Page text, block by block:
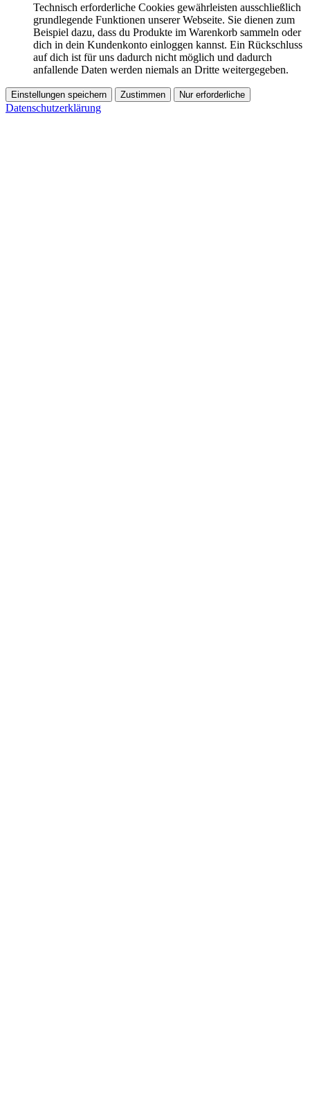
Technisch erforderliche Cookies gewährleisten ausschließlich
grundlegende Funktionen unserer Webseite. Sie dienen zum
Beispiel dazu, dass du Produkte im Warenkorb sammeln oder
dich in dein Kundenkonto einloggen kannst. Ein Rückschluss
auf dich ist für uns dadurch nicht möglich und dadurch
anfallende Daten werden niemals an Dritte weitergegeben.
Einstellungen speichern Zustimmen Nur erforderliche
Datenschutzerklärung